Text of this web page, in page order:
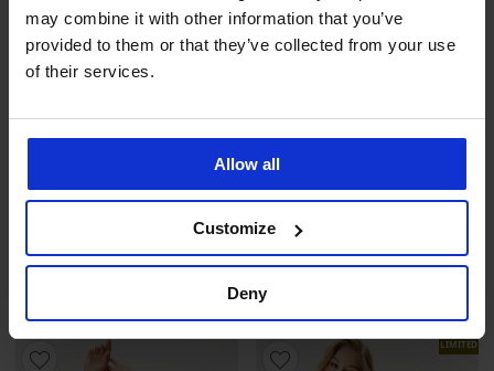
may combine it with other information that you’ve
provided to them or that they’ve collected from your use
of their services.
Allow all
Customize
Deny
Krajkové body Selmark
Manuela
PREMIUM
Krajkové body Selmark
3 199 Kč
LIMITED